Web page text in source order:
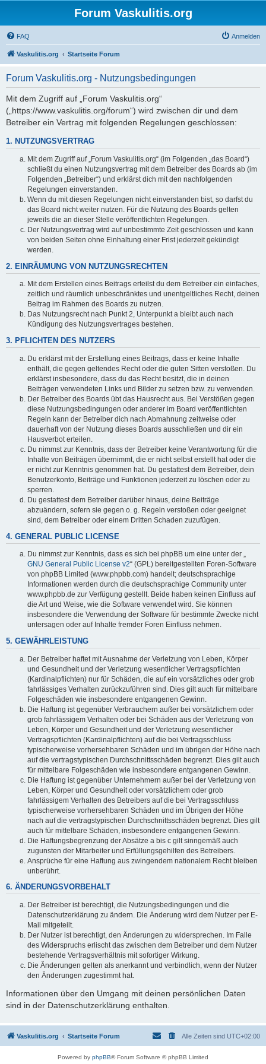
Forum Vaskulitis.org
FAQ Anmelden
Vaskulitis.org Startseite Forum
Forum Vaskulitis.org - Nutzungsbedingungen
Mit dem Zugriff auf „Forum Vaskulitis.org“
(„https://www.vaskulitis.org/forum“) wird zwischen dir und dem
Betreiber ein Vertrag mit folgenden Regelungen geschlossen:
1. NUTZUNGSVERTRAG
Mit dem Zugriff auf „Forum Vaskulitis.org“ (im Folgenden „das Board“)
schließt du einen Nutzungsvertrag mit dem Betreiber des Boards ab (im
Folgenden „Betreiber“) und erklärst dich mit den nachfolgenden
Regelungen einverstanden.
Wenn du mit diesen Regelungen nicht einverstanden bist, so darfst du
das Board nicht weiter nutzen. Für die Nutzung des Boards gelten
jeweils die an dieser Stelle veröffentlichten Regelungen.
Der Nutzungsvertrag wird auf unbestimmte Zeit geschlossen und kann
von beiden Seiten ohne Einhaltung einer Frist jederzeit gekündigt
werden.
2. EINRÄUMUNG VON NUTZUNGSRECHTEN
Mit dem Erstellen eines Beitrags erteilst du dem Betreiber ein einfaches,
zeitlich und räumlich unbeschränktes und unentgeltliches Recht, deinen
Beitrag im Rahmen des Boards zu nutzen.
Das Nutzungsrecht nach Punkt 2, Unterpunkt a bleibt auch nach
Kündigung des Nutzungsvertrages bestehen.
3. PFLICHTEN DES NUTZERS
Du erklärst mit der Erstellung eines Beitrags, dass er keine Inhalte
enthält, die gegen geltendes Recht oder die guten Sitten verstoßen. Du
erklärst insbesondere, dass du das Recht besitzt, die in deinen
Beiträgen verwendeten Links und Bilder zu setzen bzw. zu verwenden.
Der Betreiber des Boards übt das Hausrecht aus. Bei Verstößen gegen
diese Nutzungsbedingungen oder anderer im Board veröffentlichten
Regeln kann der Betreiber dich nach Abmahnung zeitweise oder
dauerhaft von der Nutzung dieses Boards ausschließen und dir ein
Hausverbot erteilen.
Du nimmst zur Kenntnis, dass der Betreiber keine Verantwortung für die
Inhalte von Beiträgen übernimmt, die er nicht selbst erstellt hat oder die
er nicht zur Kenntnis genommen hat. Du gestattest dem Betreiber, dein
Benutzerkonto, Beiträge und Funktionen jederzeit zu löschen oder zu
sperren.
Du gestattest dem Betreiber darüber hinaus, deine Beiträge
abzuändern, sofern sie gegen o. g. Regeln verstoßen oder geeignet
sind, dem Betreiber oder einem Dritten Schaden zuzufügen.
4. GENERAL PUBLIC LICENSE
Du nimmst zur Kenntnis, dass es sich bei phpBB um eine unter der „
GNU General Public License v2“ (GPL) bereitgestellten Foren-Software
von phpBB Limited (www.phpbb.com) handelt; deutschsprachige
Informationen werden durch die deutschsprachige Community unter
www.phpbb.de zur Verfügung gestellt. Beide haben keinen Einfluss auf
die Art und Weise, wie die Software verwendet wird. Sie können
insbesondere die Verwendung der Software für bestimmte Zwecke nicht
untersagen oder auf Inhalte fremder Foren Einfluss nehmen.
5. GEWÄHRLEISTUNG
Der Betreiber haftet mit Ausnahme der Verletzung von Leben, Körper
und Gesundheit und der Verletzung wesentlicher Vertragspflichten
(Kardinalpflichten) nur für Schäden, die auf ein vorsätzliches oder grob
fahrlässiges Verhalten zurückzuführen sind. Dies gilt auch für mittelbare
Folgeschäden wie insbesondere entgangenen Gewinn.
Die Haftung ist gegenüber Verbrauchern außer bei vorsätzlichem oder
grob fahrlässigem Verhalten oder bei Schäden aus der Verletzung von
Leben, Körper und Gesundheit und der Verletzung wesentlicher
Vertragspflichten (Kardinalpflichten) auf die bei Vertragsschluss
typischerweise vorhersehbaren Schäden und im übrigen der Höhe nach
auf die vertragstypischen Durchschnittsschäden begrenzt. Dies gilt auch
für mittelbare Folgeschäden wie insbesondere entgangenen Gewinn.
Die Haftung ist gegenüber Unternehmern außer bei der Verletzung von
Leben, Körper und Gesundheit oder vorsätzlichem oder grob
fahrlässigem Verhalten des Betreibers auf die bei Vertragsschluss
typischerweise vorhersehbaren Schäden und im Übrigen der Höhe
nach auf die vertragstypischen Durchschnittsschäden begrenzt. Dies gilt
auch für mittelbare Schäden, insbesondere entgangenen Gewinn.
Die Haftungsbegrenzung der Absätze a bis c gilt sinngemäß auch
zugunsten der Mitarbeiter und Erfüllungsgehilfen des Betreibers.
Ansprüche für eine Haftung aus zwingendem nationalem Recht bleiben
unberührt.
6. ÄNDERUNGSVORBEHALT
Der Betreiber ist berechtigt, die Nutzungsbedingungen und die
Datenschutzerklärung zu ändern. Die Änderung wird dem Nutzer per E-
Mail mitgeteilt.
Der Nutzer ist berechtigt, den Änderungen zu widersprechen. Im Falle
des Widerspruchs erlischt das zwischen dem Betreiber und dem Nutzer
bestehende Vertragsverhältnis mit sofortiger Wirkung.
Die Änderungen gelten als anerkannt und verbindlich, wenn der Nutzer
den Änderungen zugestimmt hat.
Informationen über den Umgang mit deinen persönlichen Daten
sind in der Datenschutzerklärung enthalten.
Vaskulitis.org Startseite Forum Alle Zeiten sind UTC+02:00
Powered by phpBB® Forum Software © phpBB Limited